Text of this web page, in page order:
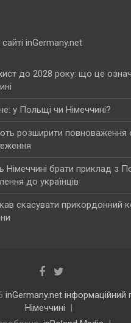
inGermany.net
до 2028 року: що це
у Польщі чи Німеччині?
розширити повноваження
брати приклад з
до українців
скасувати прикордонний
inGermany.net інформаційний
Німеччині